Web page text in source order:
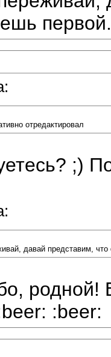
первой.
отредактировал
;)
давай представим,
родной!
:beer: